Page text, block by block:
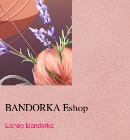
BANDORKA Eshop
Eshop Bandorka